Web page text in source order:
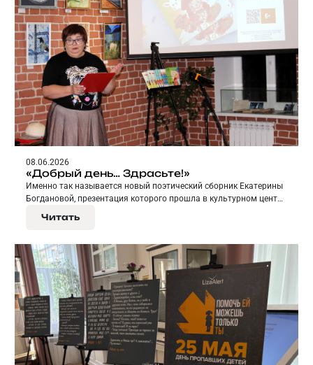
08.06.2026
«Добрый день… Здрасьте!»
Именно так называется новый поэтический сборник Екатерины
Богдановой, презентация которого прошла в культурном центре
Читать